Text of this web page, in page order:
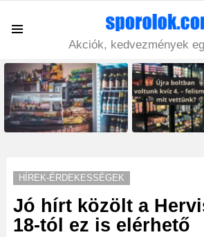
Akciók, kedvezmények
LATEST
STORIES
HÍREK-ÉRDEKESSÉGEK
Jó hírt közölt a
18-tól ez is elérhető